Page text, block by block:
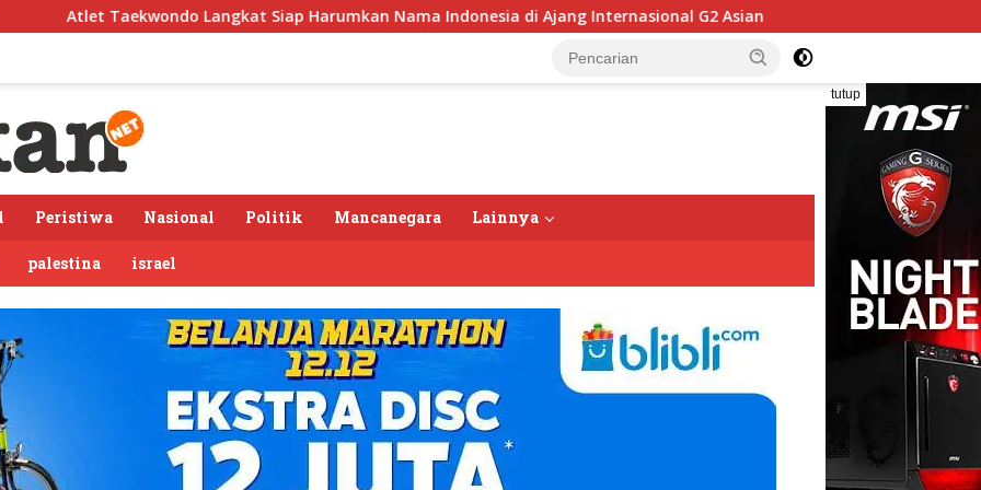
Langkat Siap Harumkan Nama Indonesia di Ajang Internasional G2 Asian Miris!!! Gaji Puluhan Relawan SPPG Pantai
tutup
Peristiwa Nasional Politik Mancanegara Lainnya
palestina israel